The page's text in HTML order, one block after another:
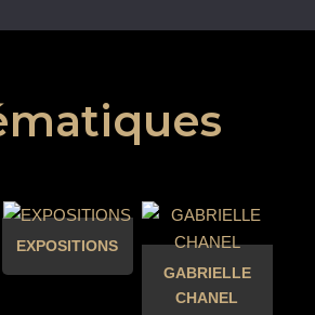
EXPOSITIONS
GABRIELLE
CHANEL